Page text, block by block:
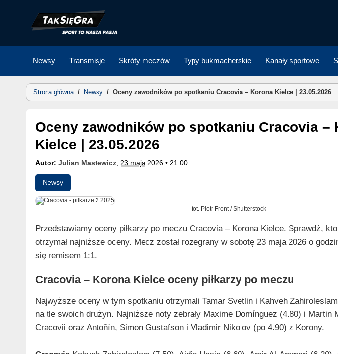
Newsy Transmisje Skróty meczów Typy bukmacherskie Kanały sportowe
Strona główna/ Newsy / Oceny zawodników po spotkaniu Cracovia – Korona Kielce | 23.05.2026
Oceny zawodników po spotkaniu Cracovia – Korona
Kielce | 23.05.2026
Autor: Julian Mastewicz; 23 maja 2026 • 21:00
Newsy
fot. Piotr Front / Shutterstock
Przedstawiamy oceny piłkarzy po meczu Cracovia – Korona Kielce. Sprawdź,
otrzymał najniższe oceny. Mecz został rozegrany w sobotę 23 maja 2026 o
się remisem 1:1.
Cracovia – Korona Kielce oceny piłkarzy po meczu
Najwyższe oceny w tym spotkaniu otrzymali Tamar Svetlin i Kahveh
na tle swoich drużyn. Najniższe noty zebrały Maxime Domínguez (4.80) i Martin
Cracovii oraz Antoñín, Simon Gustafson i Vladimir Nikolov (po 4.90) z Korony.